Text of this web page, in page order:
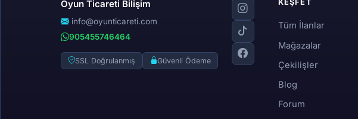
Oyun Ticareti Bilişim
info@oyunticareti.com
905455746464
SSL Doğrulanmış Güvenli Ödeme
KEŞFET
Tüm İlanlar
Mağazalar
Çekilişler
Blog
Forum